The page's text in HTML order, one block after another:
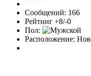
Сообщений: 166
Рейтинг +8/-0
Пол:
Расположение: